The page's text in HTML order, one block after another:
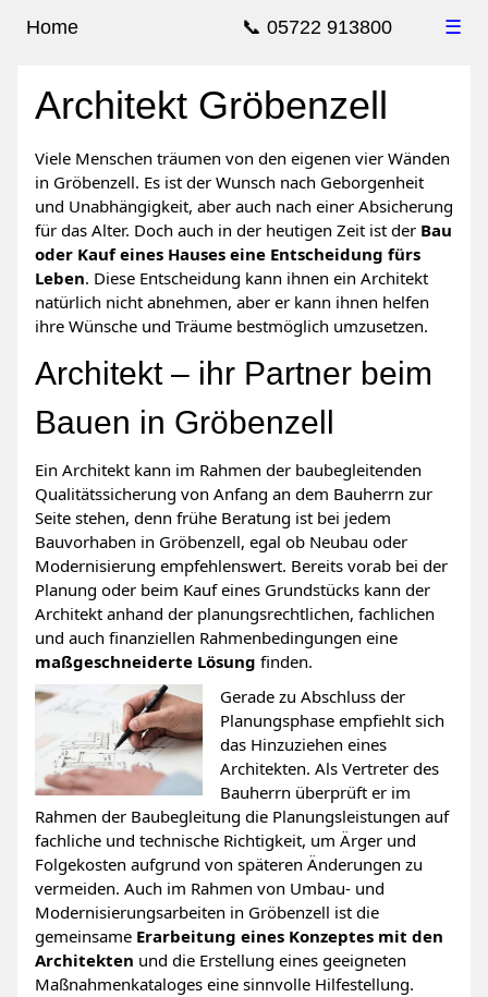
☰
📞 05722 913800
Home
Architekt Gröbenzell
Viele Menschen träumen von den eigenen vier Wänden
in Gröbenzell. Es ist der Wunsch nach Geborgenheit
und Unabhängigkeit, aber auch nach einer Absicherung
für das Alter. Doch auch in der heutigen Zeit ist der Bau
oder Kauf eines Hauses eine Entscheidung fürs
Leben. Diese Entscheidung kann ihnen ein Architekt
natürlich nicht abnehmen, aber er kann ihnen helfen
ihre Wünsche und Träume bestmöglich umzusetzen.
Architekt – ihr Partner beim
Bauen in Gröbenzell
Ein Architekt kann im Rahmen der baubegleitenden
Qualitätssicherung von Anfang an dem Bauherrn zur
Seite stehen, denn frühe Beratung ist bei jedem
Bauvorhaben in Gröbenzell, egal ob Neubau oder
Modernisierung empfehlenswert. Bereits vorab bei der
Planung oder beim Kauf eines Grundstücks kann der
Architekt anhand der planungsrechtlichen, fachlichen
und auch finanziellen Rahmenbedingungen eine
maßgeschneiderte Lösung finden.
Gerade zu Abschluss der
Planungsphase empfiehlt sich
das Hinzuziehen eines
Architekten. Als Vertreter des
Bauherrn überprüft er im
Rahmen der Baubegleitung die Planungsleistungen auf
fachliche und technische Richtigkeit, um Ärger und
Folgekosten aufgrund von späteren Änderungen zu
vermeiden. Auch im Rahmen von Umbau- und
Modernisierungsarbeiten in Gröbenzell ist die
gemeinsame Erarbeitung eines Konzeptes mit den
Architekten und die Erstellung eines geeigneten
Maßnahmenkataloges eine sinnvolle Hilfestellung.